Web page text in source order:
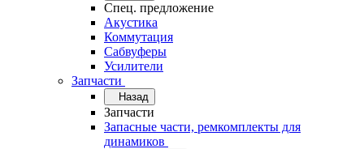
Спец. предложение
Акустика
Коммутация
Сабвуферы
Усилители
Запчасти
Назад
Запчасти
Запасные части, ремкомплекты для
динамиков